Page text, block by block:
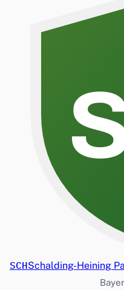
SCHSchalding-Heining